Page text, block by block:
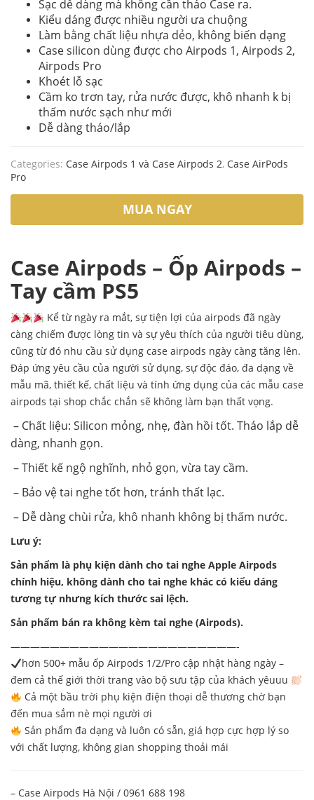
Sạc dễ dàng mà không cần tháo Case ra.
Kiểu dáng được nhiều người ưa chuộng
Làm bằng chất liệu nhựa dẻo, không biến dạng
Case silicon dùng được cho Airpods 1, Airpods 2,
Airpods Pro
Khoét lỗ sạc
Cầm ko trơn tay, rửa nước được, khô nhanh k bị
thấm nước sạch như mới
Dễ dàng tháo/lắp
Categories: Case Airpods 1 và Case Airpods 2, Case AirPods
Pro
MUA NGAY
Case Airpods – Ốp Airpods –
Tay cầm PS5
Kể từ ngày ra mắt, sự tiện lợi của airpods đã ngày
càng chiếm được lòng tin và sự yêu thích của người tiêu dùng,
cũng từ đó nhu cầu sử dụng case airpods ngày càng tăng lên.
Đáp ứng yêu cầu của người sử dụng, sự độc đáo, đa dạng về
mẫu mã, thiết kế, chất liệu và tính ứng dụng của các mẫu case
airpods tại shop chắc chắn sẽ không làm bạn thất vọng.
– Chất liệu: Silicon mỏng, nhẹ, đàn hồi tốt. Tháo lắp dễ
dàng, nhanh gọn.
– Thiết kế ngộ nghĩnh, nhỏ gọn, vừa tay cầm.
– Bảo vệ tai nghe tốt hơn, tránh thất lạc.
– Dễ dàng chùi rửa, khô nhanh không bị thấm nước.
Lưu ý:
Sản phẩm là phụ kiện dành cho tai nghe Apple Airpods
chính hiệu, không dành cho tai nghe khác có kiểu dáng
tương tự nhưng kích thước sai lệch.
Sản phẩm bán ra không kèm tai nghe (Airpods).
———————————————————————-
hơn 500+ mẫu ốp Airpods 1/2/Pro cập nhật hàng ngày –
đem cả thế giới thời trang vào bộ sưu tập của khách yêuuu
Cả một bầu trời phụ kiện điện thoại dễ thương chờ bạn
đến mua sắm nè mọi người ơi
Sản phẩm đa dạng và luôn có sẵn, giá hợp cực hợp lý so
với chất lượng, không gian shopping thoải mái
– Case Airpods Hà Nội / 0961 688 198